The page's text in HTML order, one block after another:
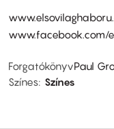
www.facebook.com/
ForgatókönyvPaul
Színes Színes